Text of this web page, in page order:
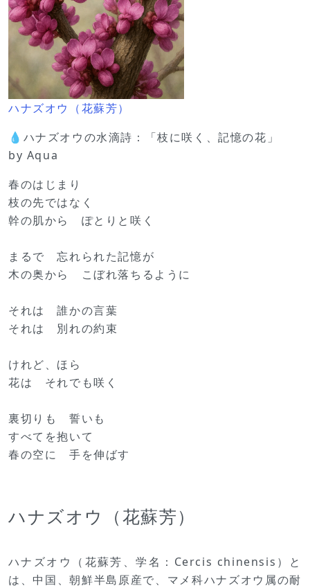
ハナズオウ（花蘇芳）
💧ハナズオウの水滴詩：「枝に咲く、記憶の花」
by Aqua
春のはじまり
枝の先ではなく
幹の肌から ぽとりと咲く
まるで 忘れられた記憶が
木の奥から こぼれ落ちるように
それは 誰かの言葉
それは 別れの約束
けれど、ほら
花は それでも咲く
裏切りも 誓いも
すべてを抱いて
春の空に 手を伸ばす
ハナズオウ（花蘇芳）
ハナズオウ（花蘇芳、学名：Cercis chinensis）と
は、中国、朝鮮半島原産で、マメ科ハナズオウ属の耐